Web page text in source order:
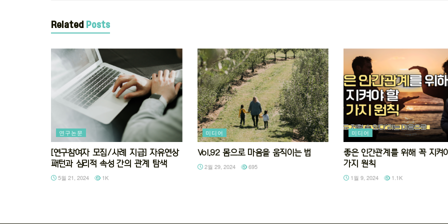
Related Posts
연구논문
[연구참여자 모집/사례 지급] 자유연상
패턴과 심리적 속성 간의 관계 탐색
5월 21, 2024
1K
미디어
Vol.92 몸으로 마음을 움직이는 법
2월 29, 2024
695
미디어
좋은 인간관계를 위해 꼭 지켜
가지 원칙
1월 9, 2024
1.1K